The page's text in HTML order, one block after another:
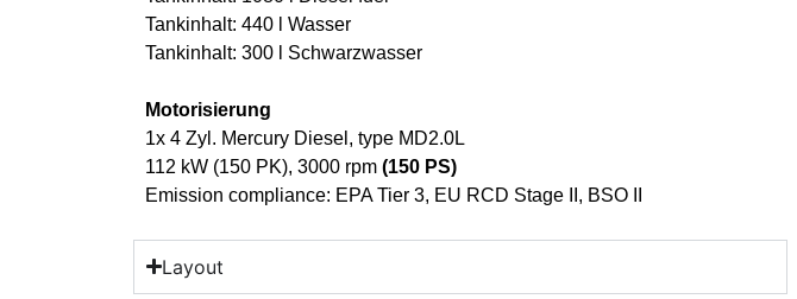
Tankinhalt: 440 l Wasser
Tankinhalt: 300 l Schwarzwasser
Motorisierung
1x 4 Zyl. Mercury Diesel, type MD2.0L
112 kW (150 PK), 3000 rpm (150 PS)
Emission compliance: EPA Tier 3, EU RCD Stage II, BSO II
Layout